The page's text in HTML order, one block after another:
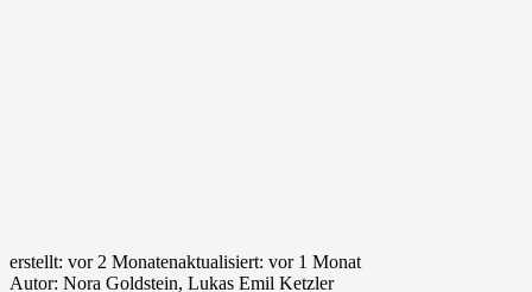
erstellt: vor 2 Monatenaktualisiert: vor 1 Monat
Autor: Nora Goldstein, Lukas Emil Ketzler